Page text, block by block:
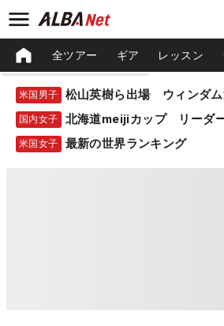
全ツアー ギア レッスン
米国男子
国内女子 北海道meijiカップ リーダ
米国女子 最新の世界ランキング